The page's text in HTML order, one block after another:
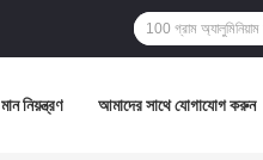
মান নিয়ন্ত্রণ আমাদের সাথে যোগাযোগ করুন